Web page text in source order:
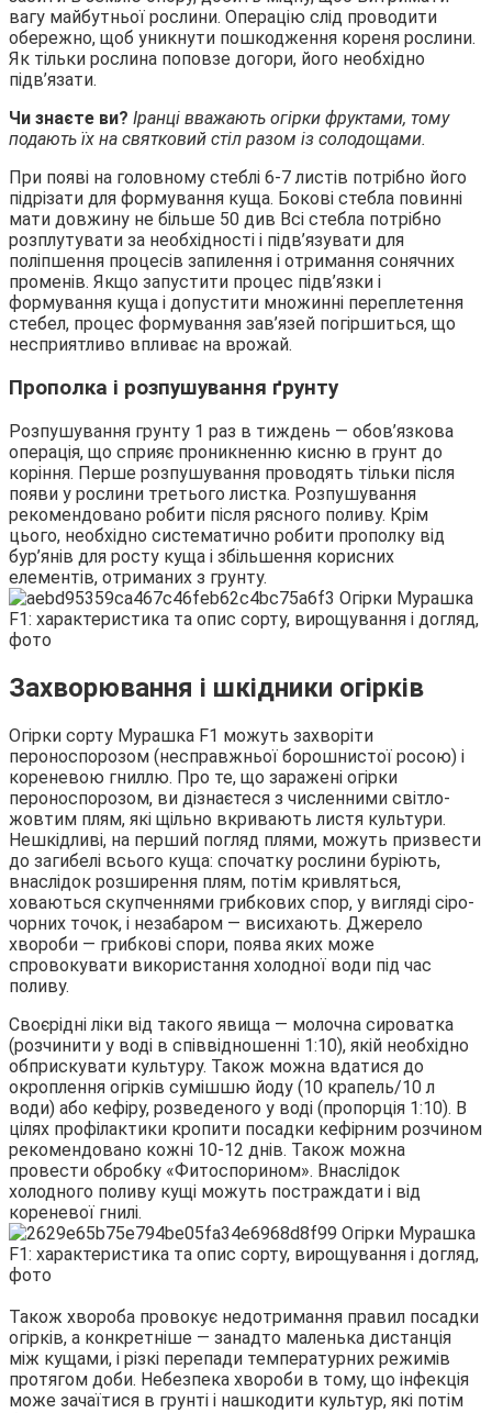
вагу майбутньої рослини. Операцію слід проводити
обережно, щоб уникнути пошкодження кореня рослини.
Як тільки рослина поповзе догори, його необхідно
підв’язати.
Чи знаєте ви? Іранці вважають огірки фруктами, тому
подають їх на святковий стіл разом із солодощами.
При появі на головному стеблі 6-7 листів потрібно його
підрізати для формування куща. Бокові стебла повинні
мати довжину не більше 50 див Всі стебла потрібно
розплутувати за необхідності і підв’язувати для
поліпшення процесів запилення і отримання сонячних
променів. Якщо запустити процес підв’язки і
формування куща і допустити множинні переплетення
стебел, процес формування зав’язей погіршиться, що
несприятливо впливає на врожай.
Прополка і розпушування ґрунту
Розпушування грунту 1 раз в тиждень — обов’язкова
операція, що сприяє проникненню кисню в грунт до
коріння. Перше розпушування проводять тільки після
появи у рослини третього листка. Розпушування
рекомендовано робити після рясного поливу. Крім
цього, необхідно систематично робити прополку від
бур’янів для росту куща і збільшення корисних
елементів, отриманих з грунту.
Захворювання і шкідники огірків
Огірки сорту Мурашка F1 можуть захворіти
пероноспорозом (несправжньої борошнистої росою) і
кореневою гниллю. Про те, що заражені огірки
пероноспорозом, ви дізнаєтеся з численними світло-
жовтим плям, які щільно вкривають листя культури.
Нешкідливі, на перший погляд плями, можуть призвести
до загибелі всього куща: спочатку рослини буріють,
внаслідок розширення плям, потім кривляться,
ховаються скупченнями грибкових спор, у вигляді сіро-
чорних точок, і незабаром — висихають. Джерело
хвороби — грибкові спори, поява яких може
спровокувати використання холодної води під час
поливу.
Своєрідні ліки від такого явища — молочна сироватка
(розчинити у воді в співвідношенні 1:10), якій необхідно
обприскувати культуру. Також можна вдатися до
окроплення огірків сумішшю йоду (10 крапель/10 л
води) або кефіру, розведеного у воді (пропорція 1:10). В
цілях профілактики кропити посадки кефірним розчином
рекомендовано кожні 10-12 днів. Також можна
провести обробку «Фитоспорином». Внаслідок
холодного поливу кущі можуть постраждати і від
кореневої гнилі.
Також хвороба провокує недотримання правил посадки
огірків, а конкретніше — занадто маленька дистанція
між кущами, і різкі перепади температурних режимів
протягом доби. Небезпека хвороби в тому, що інфекція
може зачаїтися в грунті і нашкодити культур, які потім